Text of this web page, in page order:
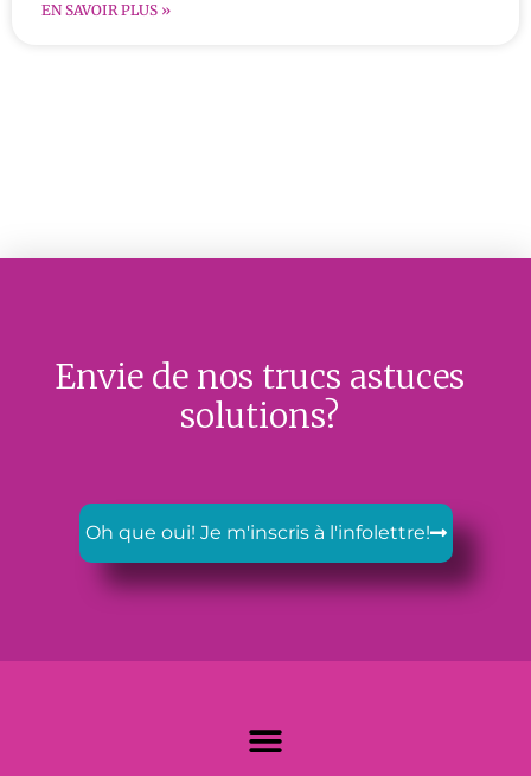
EN SAVOIR PLUS »
Envie de nos trucs astuces
solutions?
Oh que oui! Je m'inscris à l'infolettre!